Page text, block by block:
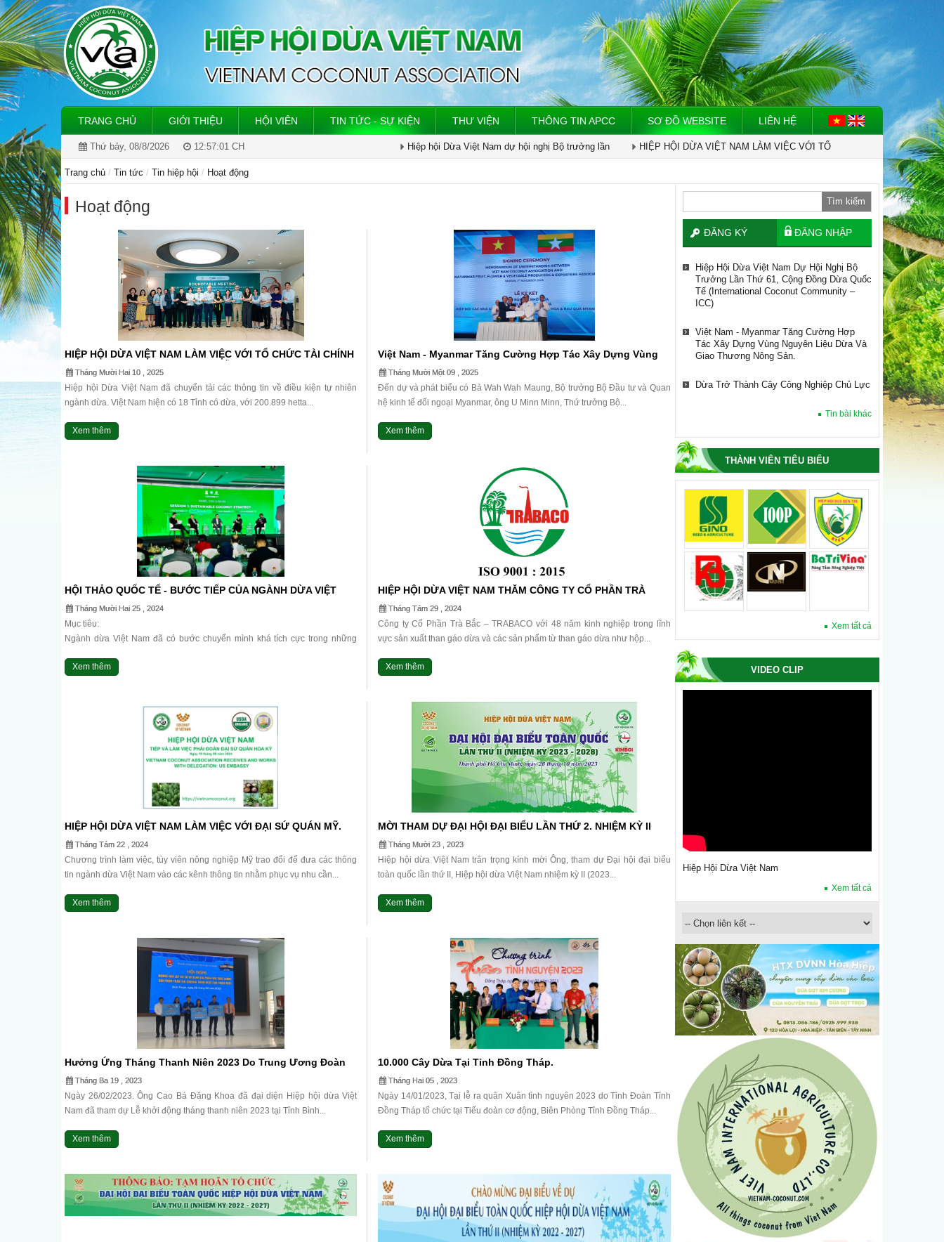
TRANG CHỦ GIỚI THIỆU HỘI VIÊN TIN TỨC - SỰ KIỆN THƯ VIỆN THÔNG TIN APCC SƠ ĐỒ WEBSITE LIÊN HỆ
Thứ bảy, 08/8/2026 12:57:01 CH
Hiệp hội Dừa Việt Nam dự hội nghị Bộ trưởng lần
thứ 61, Cộng đồng dừa quốc tế (international
HIỆP HỘI DỪA VIỆT NAM LÀM VIỆC VỚI TỔ
CHỨC TÀI CHÍNH QUỐC TẾ IFC VỀ XÂY DỰNG
Trang chủ Tin tức Tin hiệp hội Hoạt động
Hoạt động
HIỆP HỘI DỪA VIỆT NAM LÀM VIỆC VỚI TỔ CHỨC TÀI CHÍNH
QUỐC TẾ IFC VỀ XÂY DỰNG CHUỖI CUNG ỨNG NGÀNH
DỪA.
Tháng Mười Hai 10 , 2025
Hiệp hội Dừa Việt Nam đã chuyển tải các thông tin về điều kiện tự nhiên
ngành dừa. Việt Nam hiện có 18 Tỉnh có dừa, với 200.899 hetta...
Xem thêm
Việt Nam - Myanmar Tăng Cường Hợp Tác Xây Dựng Vùng
Nguyên Liệu Dừa Và Giao Thương Nông Sản.
Tháng Mười Một 09 , 2025
Đến dự và phát biểu có Bà Wah Wah Maung, Bộ trưởng Bộ Đầu tư và Quan
hệ kinh tế đối ngoại Myanmar, ông U Minn Minn, Thứ trưởng Bộ...
Xem thêm
HỘI THẢO QUỐC TẾ - BƯỚC TIẾP CỦA NGÀNH DỪA VIỆT
NAM – THE VIETNAM COCONEX.
Tháng Mười Hai 25 , 2024
Mục tiêu:
Ngành dừa Việt Nam đã có bước chuyển mình khá tích cực trong những
Xem thêm
HIỆP HỘI DỪA VIỆT NAM THĂM CÔNG TY CỔ PHẦN TRÀ
BẮC.
Tháng Tám 29 , 2024
Công ty Cổ Phần Trà Bắc – TRABACO với 48 năm kinh nghiệp trong lĩnh
vực sản xuất than gáo dừa và các sản phẩm từ than gáo dừa như hộp...
Xem thêm
HIỆP HỘI DỪA VIỆT NAM LÀM VIỆC VỚI ĐẠI SỨ QUÁN MỸ.
Tháng Tám 22 , 2024
Chương trình làm việc, tùy viên nông nghiệp Mỹ trao đổi để đưa các thông
tin ngành dừa Việt Nam vào các kênh thông tin nhằm phục vụ nhu cần...
Xem thêm
MỜI THAM DỰ ĐẠI HỘI ĐẠI BIỂU LẦN THỨ 2. NHIỆM KỲ II
(2023-2028)
Tháng Mười 23 , 2023
Hiệp hội dừa Việt Nam trân trọng kính mời Ông, tham dự Đại hội đại biểu
toàn quốc lần thứ II, Hiệp hội dừa Việt Nam nhiệm kỳ II (2023...
Xem thêm
Hưởng Ứng Tháng Thanh Niên 2023 Do Trung Ương Đoàn
Thanh Niên Cộng Sản Hồ Chí Minh Phát Động Và Trao Tặng
Cây Dừa Cho Các Địa Phương.
Tháng Ba 19 , 2023
Ngày 26/02/2023. Ông Cao Bá Đăng Khoa đã đại diện Hiệp hội dừa Việt
Nam đã tham dự Lễ khởi động tháng thanh niên 2023 tại Tỉnh Bình...
Xem thêm
10.000 Cây Dừa Tại Tỉnh Đồng Tháp.
Tháng Hai 05 , 2023
Ngày 14/01/2023, Tại lễ ra quân Xuân tình nguyên 2023 do Tỉnh Đoàn Tỉnh
Đồng Tháp tổ chức tại Tiểu đoàn cơ động, Biên Phòng Tỉnh Đồng Tháp...
Xem thêm
Tìm kiếm
ĐĂNG KÝ ĐĂNG NHẬP
TỔ CHỨC TÀI CHÍNH QUỐC TẾ IFC VỀ
XÂY DỰNG CHUỖI CUNG ỨNG NGÀNH
DỪA.
Hiệp Hội Dừa Việt Nam Dự Hội Nghị Bộ
Trưởng Lần Thứ 61, Cộng Đồng Dừa Quốc
Tế (international Coconut Community –
ICC)
Việt Nam - Myanmar Tăng Cường Hợp
Tác Xây Dựng Vùng Nguyên Liệu Dừa Và
Giao Thương Nông Sản.
HIỆP HỘI DỪA VIỆT NAM LÀM VIỆC VỚI
TỔ CHỨC TÀI CHÍNH QUỐC TẾ IFC VỀ
XÂY DỰNG CHUỖI CUNG ỨNG NGÀNH
DỪA.
Hiệp Hội Dừa Việt Nam Dự Hội Nghị Bộ
Trưởng Lần Thứ 61, Cộng Đồng Dừa Quốc
Tế (international Coconut Community –
ICC)
Việt Nam - Myanmar Tăng Cường Hợp
Tác Xây Dựng Vùng Nguyên Liệu Dừa Và
Giao Thương Nông Sản.
Dừa Trở Thành Cây Công Nghiệp Chủ Lực
HIỆP HỘI DỪA VIỆT NAM LÀM VIỆC VỚI
XÂY DỰNG CHUỖI CUNG ỨNG NGÀNH
DỪA.
Hiệp Hội Dừa Việt Nam Dự Hội Nghị Bộ
Trưởng Lần Thứ 61, Cộng Đồng Dừa Quốc
Tế (international Coconut Community –
ICC)
Việt Nam - Myanmar Tăng Cường Hợp
Tác Xây Dựng Vùng Nguyên Liệu Dừa Và
Giao Thương Nông Sản.
Dừa Trở Thành Cây Công Nghiệp Chủ Lực
Tin bài khác
THÀNH VIÊN TIÊU BIỂU
Xem tất cả
VIDEO CLIP
Hiệp Hội Dừa Việt Nam
Xem tất cả